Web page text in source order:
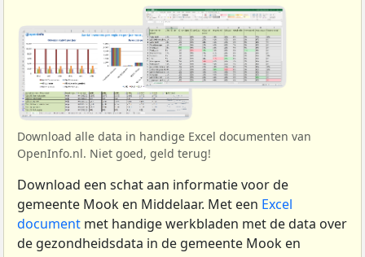
Download alle data in handige Excel documenten van
OpenInfo.nl. Niet goed, geld terug!
Download een schat aan informatie voor de
gemeente Mook en Middelaar. Met een Excel
document met handige werkbladen met de data over
de gezondheidsdata in de gemeente Mook en